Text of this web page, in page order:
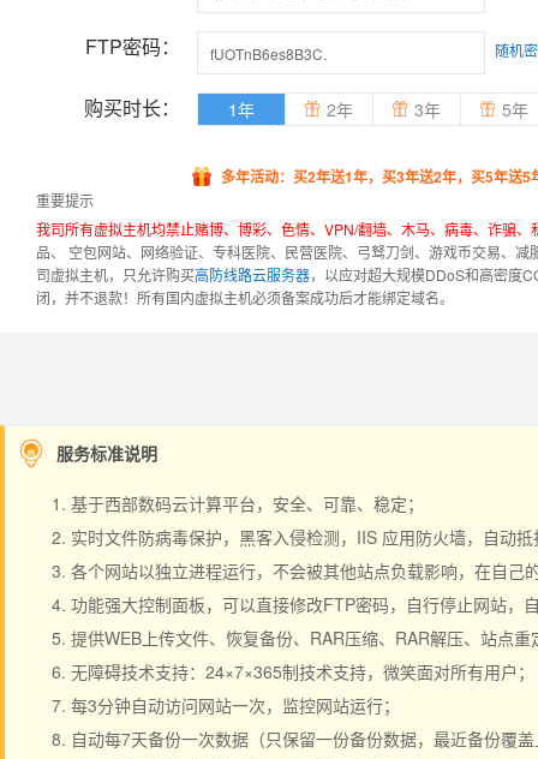
FTP密码： 随机
购买时长： 1年 2年 3年 5年
多年活动：买2年送1年，买3年送2年，买5年送5
重要提示
我司所有虚拟主机均禁止赌博、博彩、色情、VPN/翻墙、木马、病毒、诈骗
品、 空包网站、网络验证、专科医院、民营医院、弓驽刀剑、游戏币交易、
司虚拟主机，只允许购买高防线路云服务器，以应对超大规模DDoS和高密度
闭，并不退款！ 所有国内虚拟主机必须备案成功后才能绑定域名。
服务标准说明
基于西部数码云计算平台，安全、可靠、稳定；
实时文件防病毒保护，黑客入侵检测，IIS 应用防火墙，自动
各个网站以独立进程运行，不会被其他站点负载影响，在自己
功能强大控制面板，可以直接修改FTP密码，自行停止网站，
提供WEB上传文件、恢复备份、RAR压缩、RAR解压、站点
无障碍技术支持：24×7×365制技术支持，微笑面对所有用户；
每3分钟自动访问网站一次，监控网站运行；
自动每7天备份一次数据（只保留一份备份数据，最近备份覆